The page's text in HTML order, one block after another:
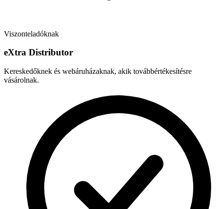
Viszonteladóknak
eXtra Distributor
Kereskedőknek és webáruházaknak, akik továbbértékesítésre
vásárolnak.